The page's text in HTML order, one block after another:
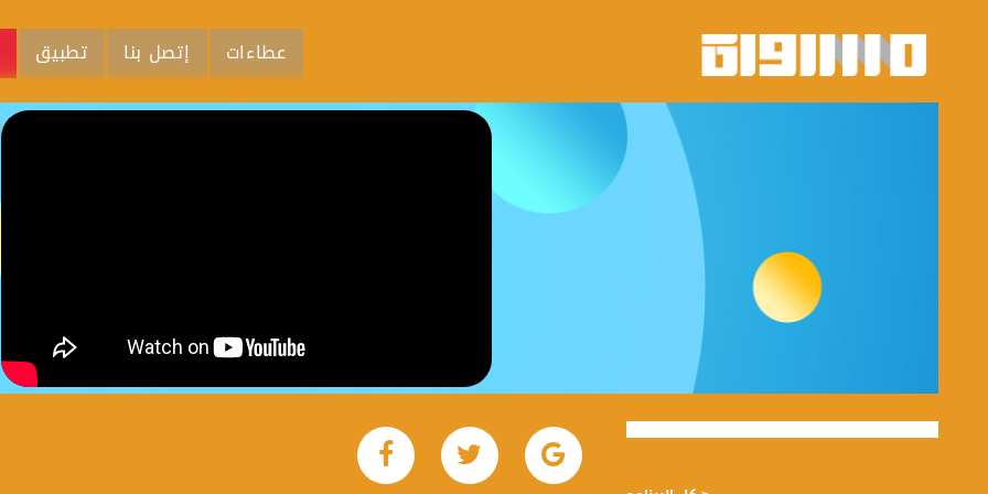
عطاءات إتصل بنا تطبيق